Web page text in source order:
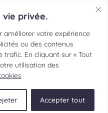
privée.
améliorer votre expérience
ou des contenus
En cliquant sur « Tout
utilisation des
Accepter tout